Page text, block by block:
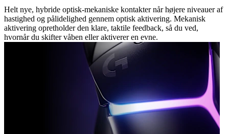
Helt nye, hybride optisk-mekaniske kontakter når højere niveauer af
hastighed og pålidelighed gennem optisk aktivering. Mekanisk
aktivering opretholder den klare, taktile feedback, så du ved,
hvornår du skifter våben eller aktiverer en evne.